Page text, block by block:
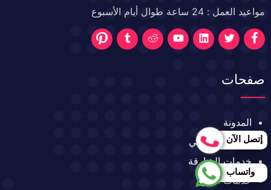
مواعيد العمل : 24 ساعة طوال أيام الأسبوع
تابعنا
فيسبوك
تابعنا
تابعنا
تابعنا
تابعنا
تابعنا
تابعنا
صفحات
المدونة
خدمات ابو ظبي
خدمات الشارقة
خدمات العين
واتساب
إتصل الآن